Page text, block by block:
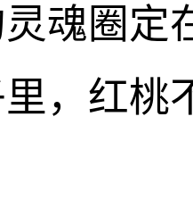
魂圈定
，红桃